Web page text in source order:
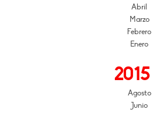
Abril
Marzo
Febrero
Enero
2015
Agosto
Junio